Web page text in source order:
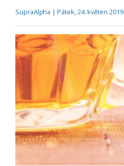
SupraAlpha | Pátek, 24. květen 2019